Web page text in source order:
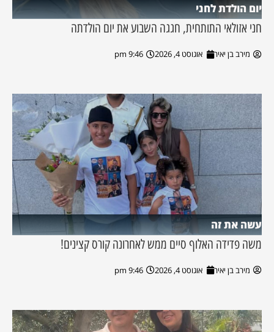
יום הולדת לחני
חני אזולאי התותחית, חגגה השבוע את יום הולדתה
מירב בן יאיר אוגוסט 4, 2026 9:46 pm
עשה את זה
משה פדידה האלוף סיים ממש לאחרונה קורס קצינים!
מירב בן יאיר אוגוסט 4, 2026 9:46 pm